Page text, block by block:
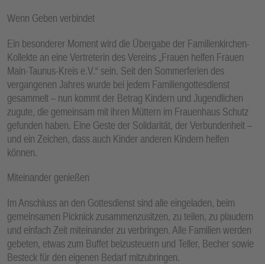
Wenn Geben verbindet
Ein besonderer Moment wird die Übergabe der Familienkirchen-
Kollekte an eine Vertreterin des Vereins „Frauen helfen Frauen
Main-Taunus-Kreis e.V.“ sein. Seit den Sommerferien des
vergangenen Jahres wurde bei jedem Familiengottesdienst
gesammelt – nun kommt der Betrag Kindern und Jugendlichen
zugute, die gemeinsam mit ihren Müttern im Frauenhaus Schutz
gefunden haben. Eine Geste der Solidarität, der Verbundenheit –
und ein Zeichen, dass auch Kinder anderen Kindern helfen
können.
Miteinander genießen
Im Anschluss an den Gottesdienst sind alle eingeladen, beim
gemeinsamen Picknick zusammenzusitzen, zu teilen, zu plaudern
und einfach Zeit miteinander zu verbringen. Alle Familien werden
gebeten, etwas zum Buffet beizusteuern und Teller, Becher sowie
Besteck für den eigenen Bedarf mitzubringen.